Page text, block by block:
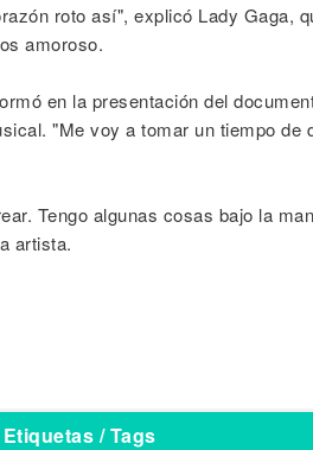
roto así", explicó Lady Gaga,
amoroso.
en la presentación del
"Me voy a tomar un tiempo de
Tengo algunas cosas bajo la
artista.
Etiquetas / Tags